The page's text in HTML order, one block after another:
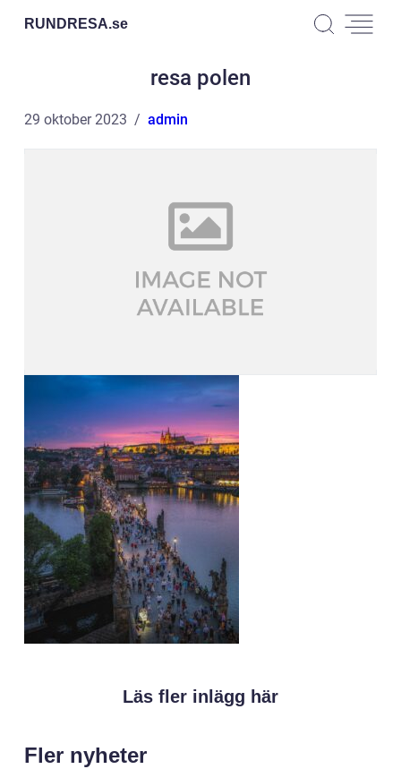
RUNDRESA.se
resa polen
29 oktober 2023 admin
Läs fler inlägg här
Fler nyheter